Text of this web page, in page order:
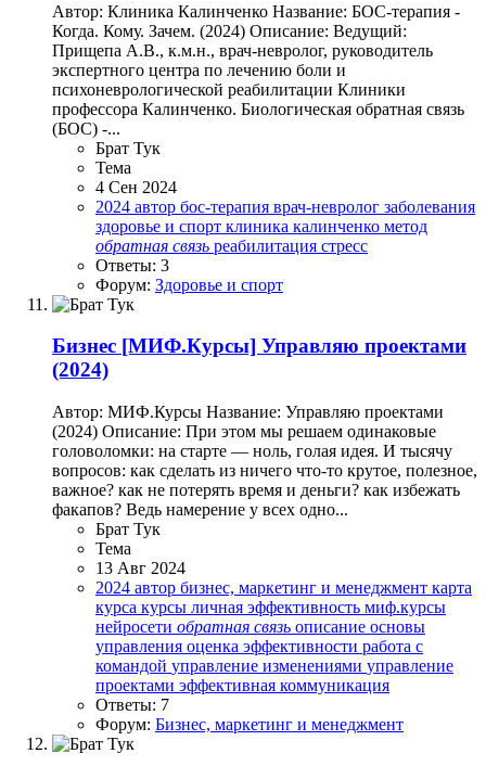
Автор: Клиника Калинченко Название: БОС-терапия -
Когда. Кому. Зачем. (2024) Описание: Ведущий:
Прищепа А.В., к.м.н., врач-невролог, руководитель
экспертного центра по лечению боли и
психоневрологической реабилитации Клиники
профессора Калинченко. Биологическая обратная связь
(БОС) -...
Брат Тук
Тема
4 Сен 2024
2024 автор бос-терапия врач-невролог заболевания
здоровье и спорт клиника калинченко метод
обратная связь реабилитация стресс
Ответы: 3
Форум: Здоровье и спорт
Бизнес [МИФ.Курсы] Управляю проектами
(2024)
Автор: МИФ.Курсы Название: Управляю проектами
(2024) Описание: При этом мы решаем одинаковые
головоломки: на старте — ноль, голая идея. И тысячу
вопросов: как сделать из ничего что-то крутое, полезное,
важное? как не потерять время и деньги? как избежать
факапов? Ведь намерение у всех одно...
Брат Тук
Тема
13 Авг 2024
2024 автор бизнес, маркетинг и менеджмент карта
курса курсы личная эффективность миф.курсы
нейросети обратная связь описание основы
управления оценка эффективности работа с
командой управление изменениями управление
проектами эффективная коммуникация
Ответы: 7
Форум: Бизнес, маркетинг и менеджмент